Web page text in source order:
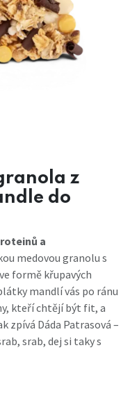
z
do
a
medovou granolu s
formě křupavých
mandlí vás po ránu
kteří chtějí být fit, a
zpívá Dáda Patrasová –
srab, dej si taky s